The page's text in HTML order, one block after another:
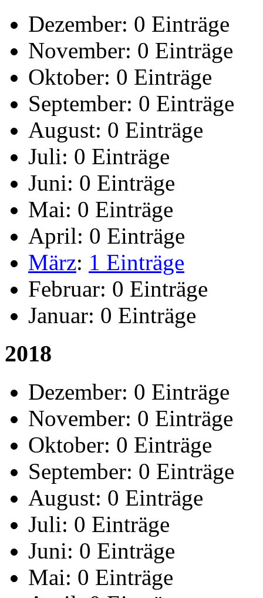
Dezember: 0 Einträge
November: 0 Einträge
Oktober: 0 Einträge
September: 0 Einträge
August: 0 Einträge
Juli: 0 Einträge
Juni: 0 Einträge
Mai: 0 Einträge
April: 0 Einträge
März: 1 Einträge
Februar: 0 Einträge
Januar: 0 Einträge
2018
Dezember: 0 Einträge
November: 0 Einträge
Oktober: 0 Einträge
September: 0 Einträge
August: 0 Einträge
Juli: 0 Einträge
Juni: 0 Einträge
Mai: 0 Einträge